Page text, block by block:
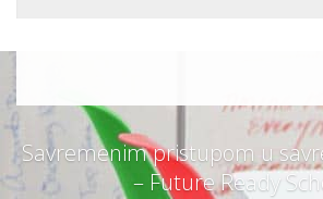
Savremenim pristupom u
– Future Ready